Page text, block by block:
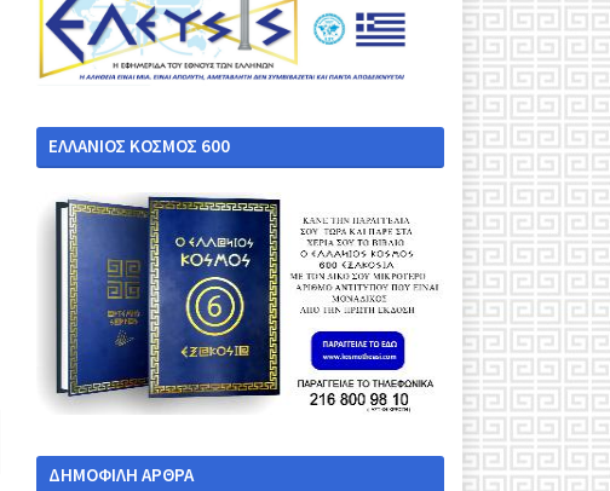
ΕΛΛΑΝΙΟΣ ΚΟΣΜΟΣ 600
ΔΗΜΟΦΙΛΗ ΑΡΘΡΑ